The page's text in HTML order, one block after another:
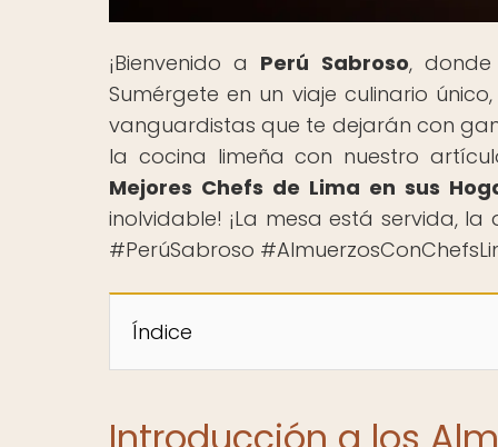
¡Bienvenido a Perú Sabroso,
Sumérgete en un viaje culinario
vanguardistas que te dejarán con
la cocina limeña con nuestro
Mejores Chefs de Lima en sus
inolvidable! ¡La mesa está servida,
#PerúSabroso
Índice